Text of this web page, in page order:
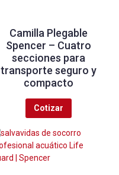
Camilla Plegable
Spencer – Cuatro
secciones para
transporte seguro y
compacto
Cotizar